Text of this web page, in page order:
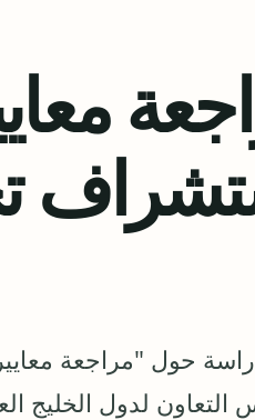
حول "مراجعة
التعاون لدول الخليج